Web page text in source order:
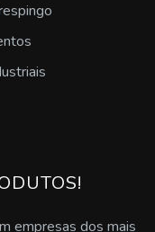
empresas dos mais